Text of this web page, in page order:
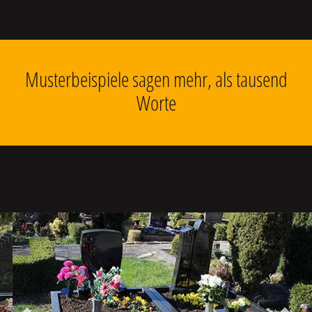
Musterbeispiele sagen mehr, als tausend
Worte